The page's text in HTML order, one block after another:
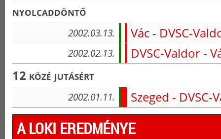
nyolcaddöntő
2002.03.13. Vác - DVSC-
2002.02.13.
DVSC-Valdor -
12 közé jutásért
2002.01.11. Szeged - DVSC-
A LOKI EREDMÉNYE